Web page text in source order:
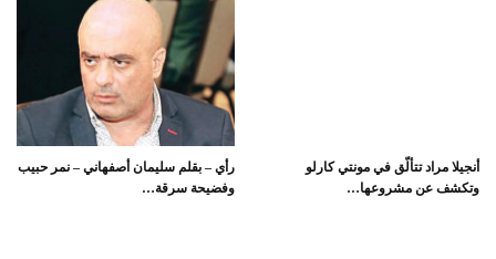
أنجيلا مراد تتألّق في مونتي كارلو
وتكشف عن مشروعها…
رأي – بقلم سليمان أصفهاني – نمر حبيب
وفضيحة سرقة…